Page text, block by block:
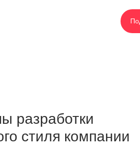
разработки
стиля компании